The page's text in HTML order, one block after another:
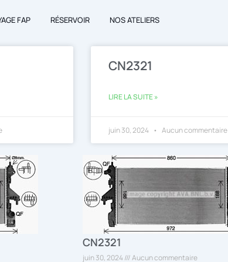
FAP RÉSERVOIR NOS ATELIERS
CN2321
LIRE LA SUITE »
juin 30, 2024 Aucun commentaire
CN2321
juin 30, 2024
Aucun commentaire